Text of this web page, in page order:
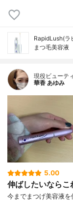
RapidLush(ラ
まつ毛美容液
現役ビューテ
華香 あゆみ
5.00
伸ばしたいならこ
今までまつげ美容液